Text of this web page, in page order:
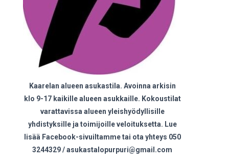
Kaarelan alueen asukastila. Avoinna arkisin
klo 9-17 kaikille alueen asukkaille. Kokoustilat
varattavissa alueen yleishyödyllisille
yhdistyksille ja toimijoille veloituksetta. Lue
lisää Facebook-sivuiltamme tai ota yhteys 050
3244329 / asukastalopurpuri@gmail.com